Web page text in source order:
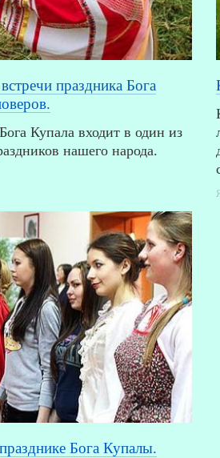
праздника Бога
Купала входит в один из
нашего народа.
Бога Купалы.